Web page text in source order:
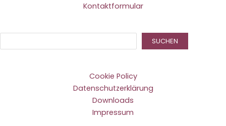
Kontaktformular
SUCHEN
Cookie Policy
Datenschutzerklärung
Downloads
Impressum